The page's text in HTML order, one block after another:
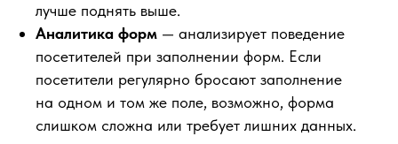
лучше поднять выше.
Аналитика форм — анализирует поведение
посетителей при заполнении форм. Если
посетители регулярно бросают заполнение
на одном и том же поле, возможно, форма
слишком сложна или требует лишних данных.